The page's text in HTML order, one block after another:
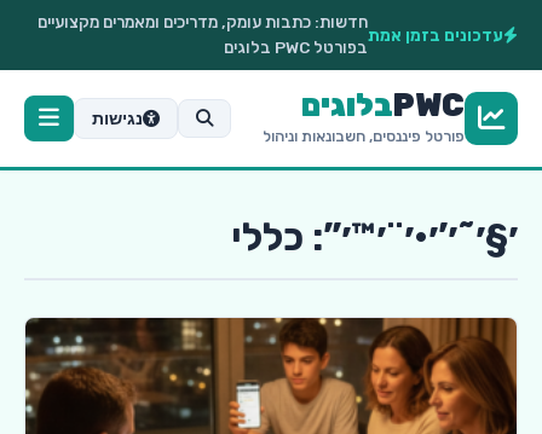
עדכונים בזמן אמת
חדשות: כתבות עומק, מדריכים ומאמרים מקצועיים
בפורטל PWC בלוגים
PWCבלוגים
פורטל פיננסים, חשבונאות וניהול
נגישות
׳§׳˜׳’׳•׳¨׳™׳”: כללי